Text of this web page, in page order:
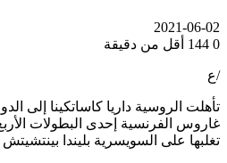
2021-06-02
0
أقل من دقيقة
/ع
تأهلت الروسية داريا كاساتكينا إلى
غاروس الفرنسية إحدى البطولات
تغلبها على السويسرية بليندا